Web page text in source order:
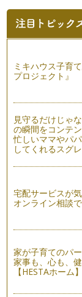
中でしょうか。
女子力アップの
ママになって
っても女子（お
今年の夏は暑か
家族のためにで
先日、私がや
前回は、イライ
を少し掘り下げ
イライラする時
梅雨明けしま
家族の健康管理
アロマ心理学で
はじめまして
ミキハウス子育
プロジェクト』
見守るだけじゃ
の瞬間をコンテ
忙しいママやパ
してくれるスグ
宅配サービスが
オンライン相談
家が子育てのパ
家事も、心も、
【HESTAホーム】